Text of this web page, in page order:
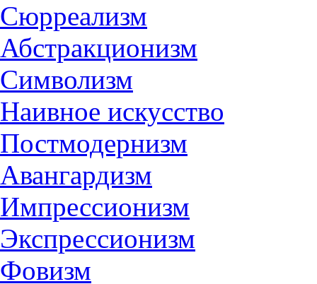
Сюрреализм
Абстракционизм
Символизм
Наивное искусство
Постмодернизм
Авангардизм
Импрессионизм
Экспрессионизм
Фовизм